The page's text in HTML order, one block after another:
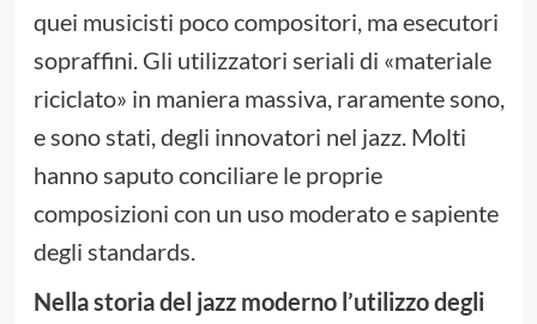
quei musicisti poco compositori, ma esecutori
sopraffini. Gli utilizzatori seriali di «materiale
riciclato» in maniera massiva, raramente sono,
e sono stati, degli innovatori nel jazz. Molti
hanno saputo conciliare le proprie
composizioni con un uso moderato e sapiente
degli standards.
Nella storia del jazz moderno l’utilizzo degli